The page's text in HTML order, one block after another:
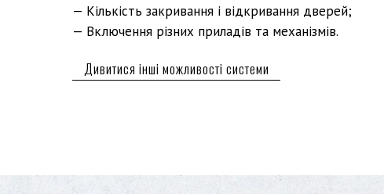
— Кількість закривання і відкривання дверей;
— Включення різних приладів та механізмів.
Дивитися інші можливості системи